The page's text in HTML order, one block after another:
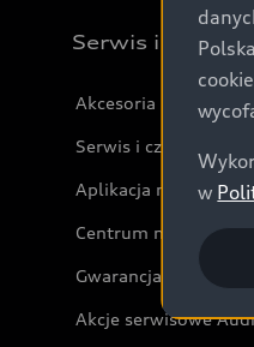
Serwis i
Akcesoria
Serwis i części
Aplikacja myAudi i
Centrum napraw
Gwarancja
Akcje serwisowe Audi
w